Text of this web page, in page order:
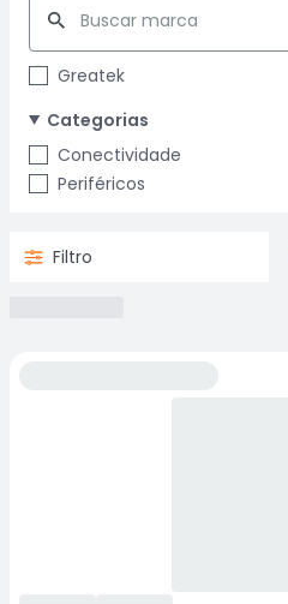
Greatek
Categorias
Conectividade
Periféricos
Filtro